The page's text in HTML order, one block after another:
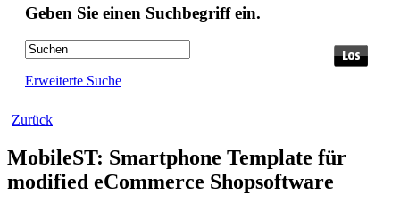
Geben Sie einen Suchbegriff ein.
Erweiterte Suche
Zurück
MobileST: Smartphone Template für
modified eCommerce Shopsoftware